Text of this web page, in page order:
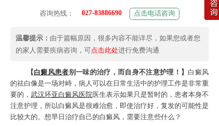
咨询热线： 027-83886690 点击电话咨询
温馨提示： 由于篇幅原因，很多内容不能详尽，如果您或者您
的家人需要疾病咨询，可点击此处进行免费沟通
【 白癜风患者别一味的治疗，而自身不注意护理！】 白癜风
的祛白像是一场对峙，病人可以在日常生活中的护理工作是非常重
要的， 武汉环亚白癜风医院 医生表示如果只是暂时的，患者本身不
注意护理，所以白癜风是很难治愈，即使治疗好，复发的可能性是
比较大的。想早日治疗自己的白癜风，需要注意些什么？